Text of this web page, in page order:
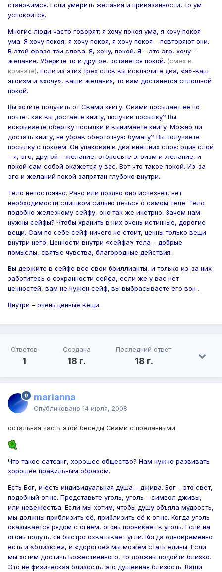
становимся. Если умерить желания и привязанности, то ум
успокоится.
Многие люди часто говорят: я хочу покоя ума, я хочу покоя
ума. Я хочу покоя, я хочу покоя, я хочу покоя – повторяют они.
В этой фразе три слова: Я, хочу, покой. Я – это эго, хочу –
желание. Уберите то и другое, останется покой. (смех в
комнате). Если из этих трёх слов вы исключите два, «я»-ваш
эгоизм и «хочу», ваши желания, то вам достанется сплошной
покой.
Вы хотите получить от Свами книгу. Свами посылает её по
почте . как вы достаёте книгу, получив посылку? Вы
вскрываете обёртку посылки и вынимаете книгу. Можно ли
достать книгу, не убрав обёрточную бумагу? Вы получаете
посылку с покоем. Он упакован в два внешних слоя: один слой
– я, эго, другой – желание, отбросьте эгоизм и желание, и
покой сам собой окажется у вас. Вот что такое покой. Из-за
эго и желаний покой запрятан глубоко внутри.
Тело непостоянно. Рано или поздно оно исчезнет, нет
необходимости слишком сильно печься о самом теле. Тело
подобно железному сейфу, оно так же инетрно. Зачем нам
нужны сейфы? Чтобы хранить в них очень истинные, дорогие
вещи. Сам по себе сейф ничего не стоит, ценны только вещи
внутри него. Ценности внутри «сейфа» тела – добрые
помыслы, святые чувства, благородные действия.
Вы держите в сейфе все свои бриллианты, и только из-за них
заботитесь о сохранности сейфа, если же у вас нет
ценностей, вам не нужен сейф, вы выбрасываете его вон .
Внутри – очень ценные вещи.
Ответов
1
Создана
18 г.
Последний ответ
18 г.
marianna
Опубликовано 14 июля, 2008
остальная часть этой беседы Свами с преданными
Что такое сатсанг, хорошее общество? Нам нужно развивать
хорошее правильным образом.
Есть Бог, и есть индивидуальная душа – джива. Бог - это свет,
подобный огню. Представьте уголь, уголь – символ дживы,
или невежества. Если мы хотим, чтобы душу объяла мудрость,
мы должны приблизить её, приблизить её к огню. Когда уголь
оказывается рядом с огнём, огонь проникает в уголь. Если на
огонь подуть, он быстро охватывает угли. Когда одновременно
есть и «близкое», и «дорогое» мы можем стать едины. Если
мы хотим достичь Божественного, то должны подойти близко.
Это не физическая близость, это душевная близость. Ваши